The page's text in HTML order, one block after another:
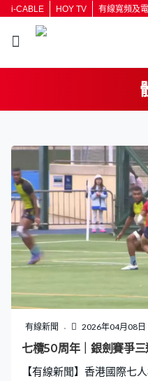
i-CABLE HOY TV 有線寬頻及
按輸
有線新聞 2026年04月08日
七欖50周年｜銀劍賽爭
【有線新聞】香港國際七